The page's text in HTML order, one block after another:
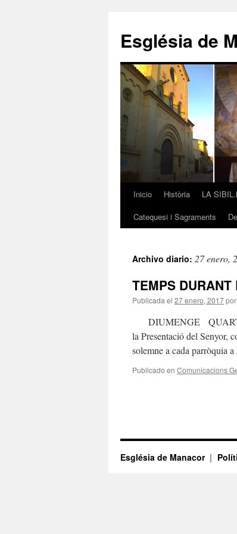
contenido
Església de
Inicio Història LA
Catequesi i Sagraments
Archivo diario: 27 enero,
TEMPS DURANT
Publicada el 27 enero, 2017por
DIUMENGE QUART
la Presentació del Senyor,
solemne a cada parròquia
Publicado en Comunicacions
Església de Manacor